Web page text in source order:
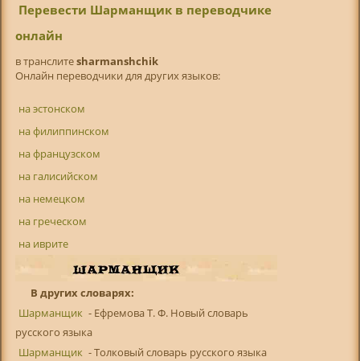
Перевести Шарманщик в переводчике
онлайн
в транслитesharmanshchik
Онлайн переводчики для других языков:
на эстонском
на филиппинском
на французском
на галисийском
на немецком
на греческом
на иврите
В других словарях:
Шарманщик - Ефремова Т. Ф. Новый словарь
русского языка
Шарманщик - Толковый словарь русского языка